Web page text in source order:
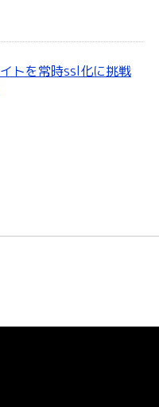
トを常時ssl化に挑戦